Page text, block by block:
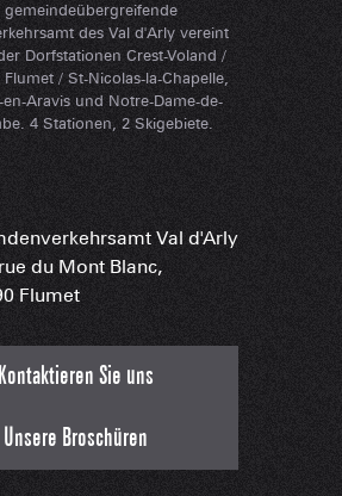
gemeindeübergreifende
des Val d'Arly vereint
Dorfstationen Crest-Voland /
/ St-Nicolas-la-Chapelle,
en-Aravis und Notre-Dame-de-
4 Stationen, 2 Skigebiete.
Val d'Arly
du Mont Blanc,
Flumet
Kontaktieren Sie uns
Unsere Broschüren